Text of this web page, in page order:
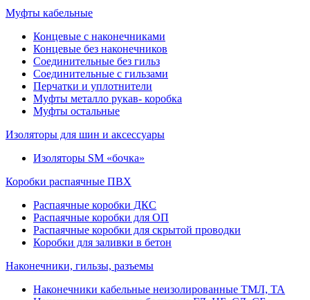
Муфты кабельные
Концевые с наконечниками
Концевые без наконечников
Соединительные без гильз
Соединительные с гильзами
Перчатки и уплотнители
Муфты металло рукав- коробка
Муфты остальные
Изоляторы для шин и аксессуары
Изоляторы SM «бочка»
Коробки распаячные ПВХ
Распаячные коробки ДКС
Распаячные коробки для ОП
Распаячные коробки для скрытой проводки
Коробки для заливки в бетон
Наконечники, гильзы, разъемы
Наконечники кабельные неизолированные ТМЛ, ТА